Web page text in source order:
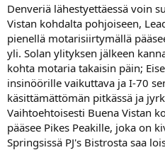
Denveriä lähestyettäessä voin
Vistan kohdalta pohjoiseen,
pienellä motarisiirtymällä
yli. Solan ylityksen jälkeen
kohta motaria takaisin päin;
insinöörille vaikuttava ja I-70
käsittämättömän pitkässä ja
Vaihtoehtoisesti Buena Vistan
pääsee Pikes Peakille, joka on
Springsissä PJ's Bistrosta saa